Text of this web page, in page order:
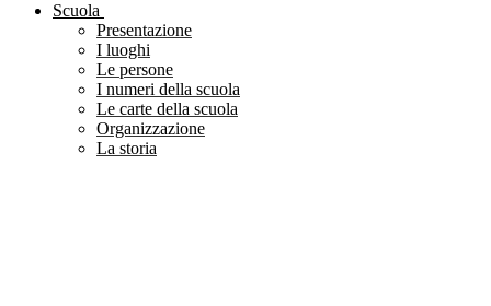
Scuola
Presentazione
I luoghi
Le persone
I numeri della scuola
Le carte della scuola
Organizzazione
La storia